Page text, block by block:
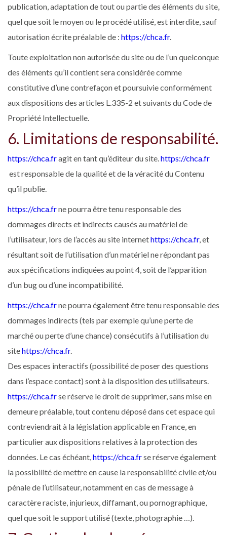
publication, adaptation de tout ou partie des éléments du site,
quel que soit le moyen ou le procédé utilisé, est interdite, sauf
autorisation écrite préalable de : https://chca.fr.
Toute exploitation non autorisée du site ou de l’un quelconque
des éléments qu’il contient sera considérée comme
constitutive d’une contrefaçon et poursuivie conformément
aux dispositions des articles L.335-2 et suivants du Code de
Propriété Intellectuelle.
6. Limitations de responsabilité.
https://chca.fragit en tant qu’éditeur du site.https://chca.fr
est responsable de la qualité et de la véracité du Contenu
qu’il publie.
https://chca.frne pourra être tenu responsable des
dommages directs et indirects causés au matériel de
l’utilisateur, lors de l’accès au site internethttps://chca.fr, et
résultant soit de l’utilisation d’un matériel ne répondant pas
aux spécifications indiquées au point 4, soit de l’apparition
d’un bug ou d’une incompatibilité.
https://chca.frne pourra également être tenu responsable des
dommages indirects (tels par exemple qu’une perte de
marché ou perte d’une chance) consécutifs à l’utilisation du
sitehttps://chca.fr.
Des espaces interactifs (possibilité de poser des questions
dans l’espace contact) sont à la disposition des utilisateurs.
https://chca.frse réserve le droit de supprimer, sans mise en
demeure préalable, tout contenu déposé dans cet espace qui
contreviendrait à la législation applicable en France, en
particulier aux dispositions relatives à la protection des
données. Le cas échéant,https://chca.frse réserve également
la possibilité de mettre en cause la responsabilité civile et/ou
pénale de l’utilisateur, notamment en cas de message à
caractère raciste, injurieux, diffamant, ou pornographique,
quel que soit le support utilisé (texte, photographie …).